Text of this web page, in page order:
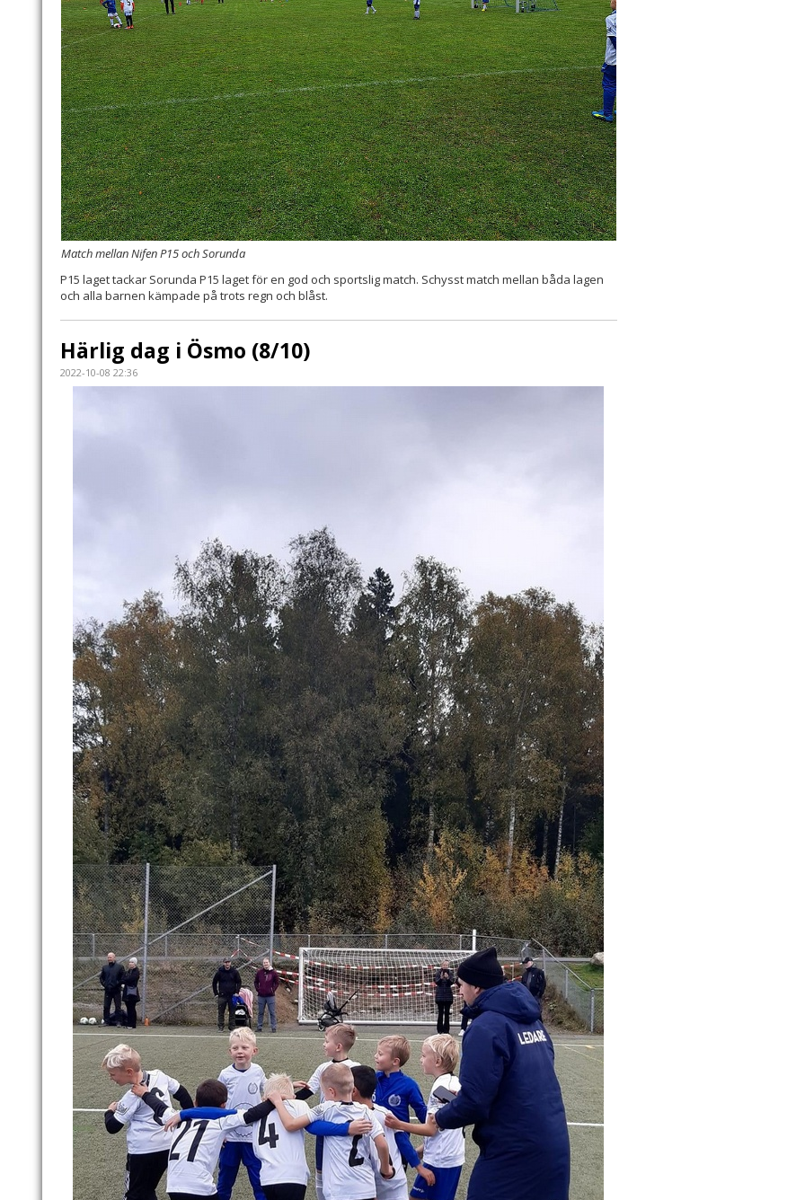
Match mellan Nifen P15 och Sorunda
P15 laget tackar Sorunda P15 laget för en god och sportslig match. Schysst match mellan båda lagen
och alla barnen kämpade på trots regn och blåst.
Härlig dag i Ösmo (8/10)
2022-10-08 22:36